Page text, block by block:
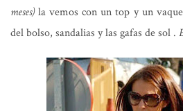
meses)la vemos con un top y un
del bolso, sandalias y las gafas de sol .